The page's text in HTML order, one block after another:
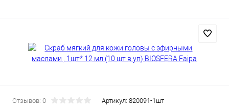
Отзывов: 0 Артикул: 820091-1шт